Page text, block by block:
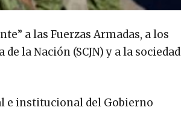
a las Fuerzas Armadas, a los
la Nación (SCJN) y a la sociedad
e institucional del Gobierno